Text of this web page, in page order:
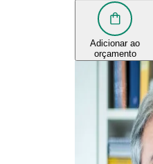
Adicionar ao
orçamento